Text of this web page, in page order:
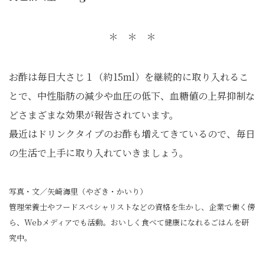
＊ ＊ ＊
お酢は毎日大さじ１（約15ml）を継続的に取り入れるこ
とで、中性脂肪の減少や血圧の低下、血糖値の上昇抑制な
どさまざまな効果が報告されています。
最近はドリンクタイプのお酢も増えてきているので、毎日
の生活で上手に取り入れていきましょう。
写真・文／矢崎海里（やざき・かいり）
管理栄養士やフードスペシャリストなどの資格を生かし、企業で働く傍
ら、Webメディアでも活動。おいしく食べて健康になれるごはんを研
究中。